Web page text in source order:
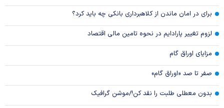
برای در امان ماندن از کلاهبرداری بانکی چه باید کرد؟
لزوم تغییر پارادایم در نحوه تامین مالی اقتصاد
مزایای اوراق گام
صفر تا صد «اوراق گام»
بدون معطلی طلبت را نقد کن!/موشن گرافیک